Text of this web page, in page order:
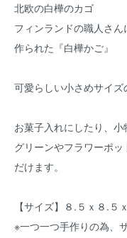
北欧の白樺のカゴ
フィンランドの職人さ
作られた『白樺かご』
可愛らしい小さめサイズ
お菓子入れにしたり、小
グリーンやフラワーポ
だけます。
【サイズ】８.５ｘ８.５
※一つ一つ手作りの為、